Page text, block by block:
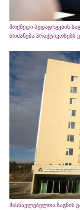
მოქმედი პედაგოგების
ბრძანება პრაქტიკოსებს
მასწავლებელთა საგნის